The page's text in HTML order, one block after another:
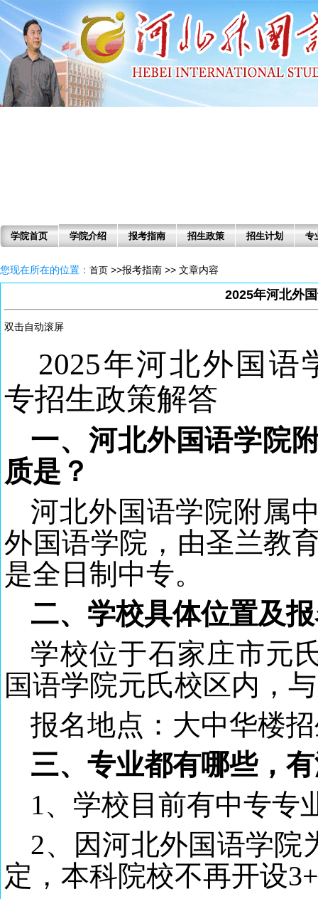
学院首页 学院介绍 报考指南 招生政策 招生计划 专
您现在所在的位置： 首页 >>报考指南 >> 文章内容
2025年河北外
双击自动滚屏
2025年河北外国语
专招生政策解答
一、河北外国语学院
质是？
河北外国语学院附属
外国语学院，由圣兰教
是全日制中专。
二、学校具体位置及
学校位于石家庄市元
国语学院元氏校区内，
报名地点：大中华楼
三、专业都有哪些，
1、学校目前有中专专
2、因河北外国语学院
定，本科院校不再开设